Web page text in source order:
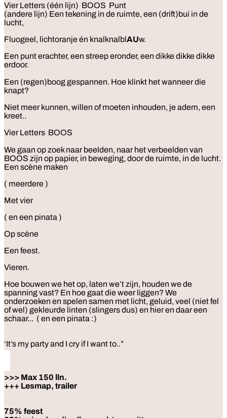
Vier Letters (één lijn) BOOS Punt
(andere lijn) Een tekening in de ruimte, een (drift)bui in de
lucht,
Fluogeel, lichtoranje én knalknalblAUw.
Een punt erachter, een streep eronder, een dikke dikke dikke
erdoor.
Een (regen)boog gespannen. Hoe klinkt het wanneer die
knapt?
Niet meer kunnen, willen of moeten inhouden, je adem, een
kreet..
Vier Letters BOOS
We gaan op zoek naar beelden, naar het verbeelden van
BOOS zijn op papier, in beweging, door de ruimte, in de lucht.
Een scène maken
( meerdere )
Met vier
( en een pinata )
Op scène
Een feest.
Vieren.
Hoe bouwen we het op, laten we’t zijn, houden we de
spanning vast? En hoe gaat die weer liggen? We
onderzoeken en spelen samen met licht, geluid, veel (niet fel
of wel) gekleurde linten (slingers dus) en hier en daar een
schaar... ( en een pinata :)
‘It’s my party and I cry if I want to..”
>>> Max 150 lln.
+++ Lesmap, trailer
75% feest